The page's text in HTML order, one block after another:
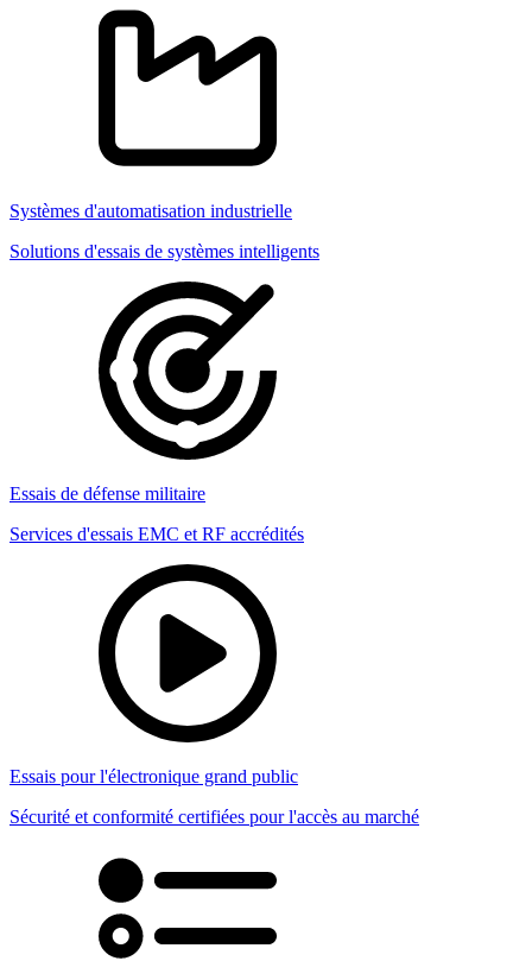
Systèmes d'automatisation industrielle
Solutions d'essais de systèmes intelligents
Essais de défense militaire
Services d'essais EMC et RF accrédités
Essais pour l'électronique grand public
Sécurité et conformité certifiées pour l'accès au marché